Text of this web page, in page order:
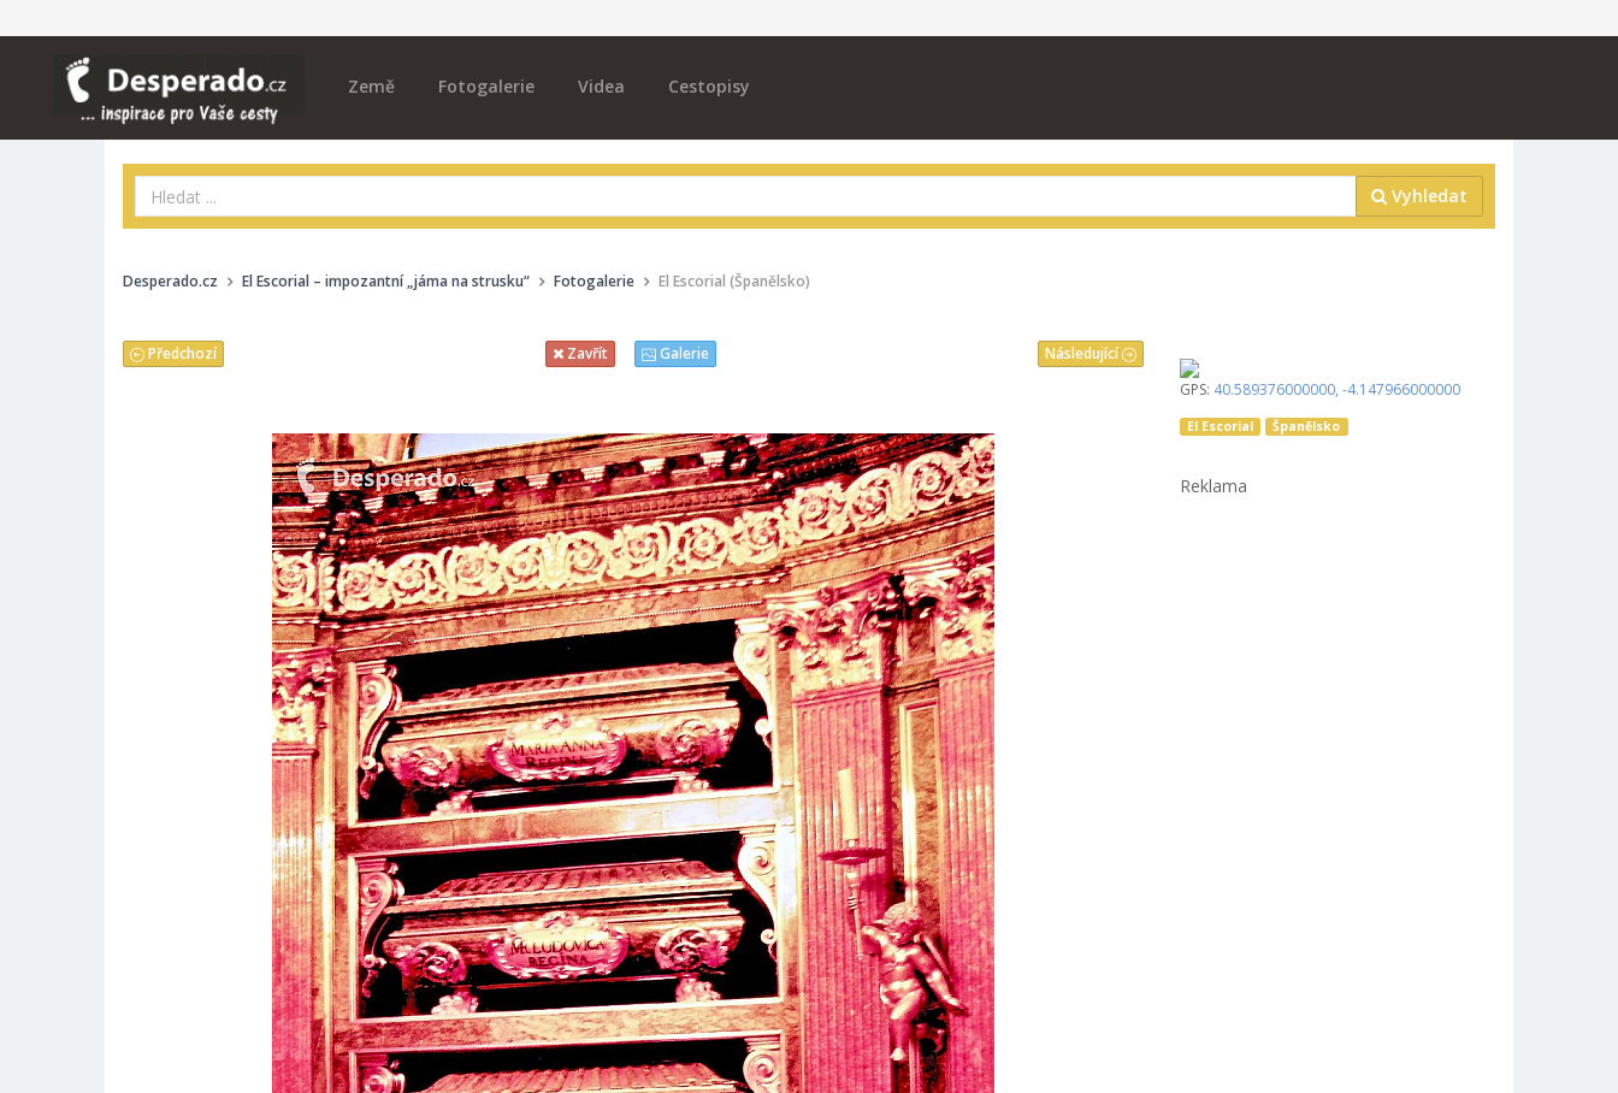
Země Fotogalerie Videa Cestopisy
Vyhledat
Desperado.cz El Escorial – impozantní „jáma na strusku“ Fotogalerie El Escorial (Španělsko)
Následující
Předchozí Zavřít Galerie
GPS: 40.589376000000, -4.147966000000
El Escorial Španělsko
Reklama